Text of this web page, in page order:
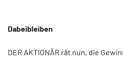
Dabeibleiben
DER AKTIONÄR rät nun, die